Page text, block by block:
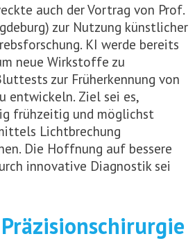
auch der Vortrag von Prof.
zur Nutzung künstlicher
KI werde bereits
neue Wirkstoffe zu
zur Früherkennung von
entwickeln. Ziel sei es,
frühzeitig und möglichst
Lichtbrechung
Die Hoffnung auf bessere
innovative Diagnostik sei